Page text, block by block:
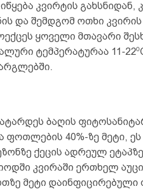
კვირტის გახსნიდან,
და შემდგომ ოთხი კვირის
ყოველი მთავარი
ტემპერატურაა 11-220
ბაღის
40%-ზე მეტი, ეს
ქეცის ადრეულ ეტაპზე
კვირაში ერთხელ
მეტი